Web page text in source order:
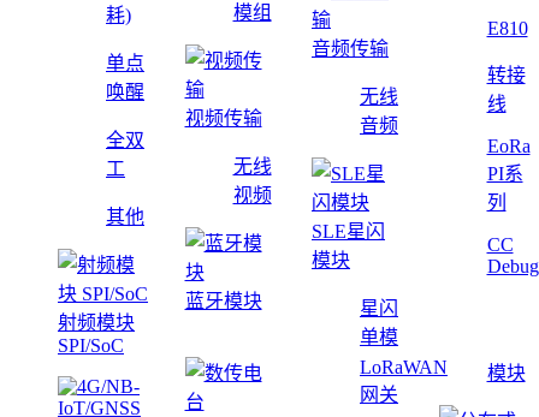
耗)
单点
唤醒
全双
工
其他
射频模块
SPI/SoC
模组
视频传输
无线
视频
蓝牙模块
音频传输
无线
音频
SLE星闪
模块
星闪
单模
E810
转接
线
EoRa
PI系
列
CC
LoRaWAN
网关
模块